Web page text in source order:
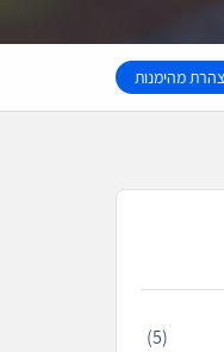
מהימנות
(5)